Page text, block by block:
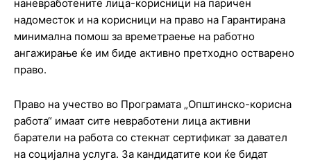
наневработените лица-корисници на паричен
надоместок и на корисници на право на Гарантирана
минимална помош за времетраење на работно
ангажирање ќе им биде активно претходно остварено
право.
Право на учество во Програмата „Општинско-корисна
работа“ имаат сите невработени лица активни
баратели на работа со стекнат сертификат за давател
на социјална услуга. За кандидатите кои ќе бидат